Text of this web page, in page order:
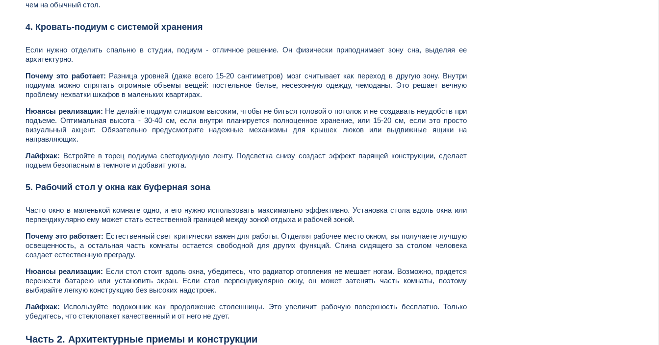
чем на обычный стол.
4. Кровать-подиум с системой хранения
Если нужно отделить спальню в студии, подиум - отличное решение. Он физически приподнимает зону сна, выделяя ее
архитектурно.
Почему это работает: Разница уровней (даже всего 15-20 сантиметров) мозг считывает как переход в другую зону. Внутри
подиума можно спрятать огромные объемы вещей: постельное белье, несезонную одежду, чемоданы. Это решает вечную
проблему нехватки шкафов в маленьких квартирах.
Нюансы реализации: Не делайте подиум слишком высоким, чтобы не биться головой о потолок и не создавать неудобств при
подъеме. Оптимальная высота - 30-40 см, если внутри планируется полноценное хранение, или 15-20 см, если это просто
визуальный акцент. Обязательно предусмотрите надежные механизмы для крышек люков или выдвижные ящики на
направляющих.
Лайфхак: Встройте в торец подиума светодиодную ленту. Подсветка снизу создаст эффект парящей конструкции, сделает
подъем безопасным в темноте и добавит уюта.
5. Рабочий стол у окна как буферная зона
Часто окно в маленькой комнате одно, и его нужно использовать максимально эффективно. Установка стола вдоль окна или
перпендикулярно ему может стать естественной границей между зоной отдыха и рабочей зоной.
Почему это работает: Естественный свет критически важен для работы. Отделяя рабочее место окном, вы получаете лучшую
освещенность, а остальная часть комнаты остается свободной для других функций. Спина сидящего за столом человека
создает естественную преграду.
Нюансы реализации: Если стол стоит вдоль окна, убедитесь, что радиатор отопления не мешает ногам. Возможно, придется
перенести батарею или установить экран. Если стол перпендикулярно окну, он может затенять часть комнаты, поэтому
выбирайте легкую конструкцию без высоких надстроек.
Лайфхак: Используйте подоконник как продолжение столешницы. Это увеличит рабочую поверхность бесплатно. Только
убедитесь, что стеклопакет качественный и от него не дует.
Часть 2. Архитектурные приемы и конструкции